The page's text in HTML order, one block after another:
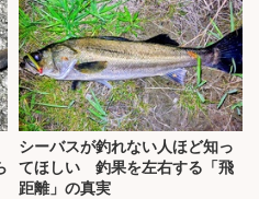
シーバスが釣れない人ほど知っ
てほしい 釣果を左右する「飛
距離」の真実